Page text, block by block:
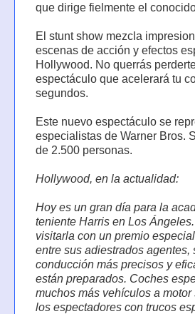
que dirige fielmente el
El stunt show mezcla
escenas de acción y efectos
Hollywood. No querrás
espectáculo que acelerará tu
segundos.
Este nuevo espectáculo se
especialistas de Warner Bros.
de 2.500 personas.
Hollywood, en la actualidad:
Hoy es un gran día para la
teniente Harris en Los
visitarla con un premio
entre sus adiestrados
conducción más precisos y
están preparados. Coches
muchos más vehículos a
los espectadores con trucos